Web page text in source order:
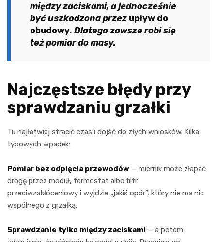
między zaciskami, a jednocześnie
być uszkodzona przez upływ do
obudowy. Dlatego zawsze robi się
też pomiar do masy.
Najczęstsze błędy przy
sprawdzaniu grzałki
Tu najłatwiej stracić czas i dojść do złych wniosków. Kilka
typowych wpadek:
Pomiar bez odpięcia przewodów — miernik może złapać
drogę przez moduł, termostat albo filtr
przeciwzakłóceniowy i wyjdzie „jakiś opór”, który nie ma nic
wspólnego z grzałką.
Sprawdzanie tylko między zaciskami — a potem